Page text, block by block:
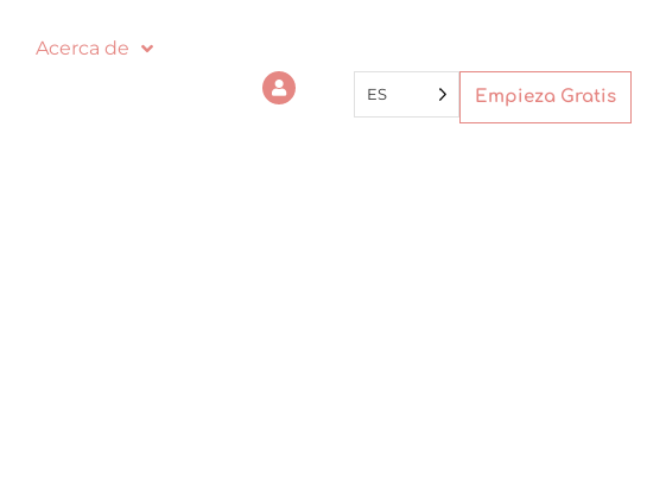
Acerca de
ES Empieza Gratis